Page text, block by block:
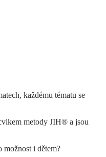
každému tématu se
metody JIH® a jsou
možnost i dětem?